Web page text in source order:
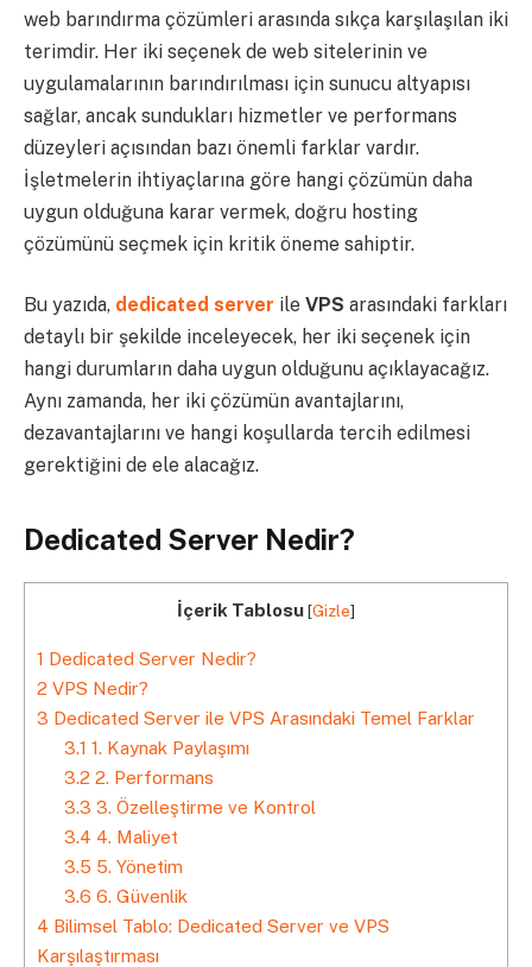
web barındırma çözümleri arasında sıkça karşılaşılan iki
terimdir. Her iki seçenek de web sitelerinin ve
uygulamalarının barındırılması için sunucu altyapısı
sağlar, ancak sundukları hizmetler ve performans
düzeyleri açısından bazı önemli farklar vardır.
İşletmelerin ihtiyaçlarına göre hangi çözümün daha
uygun olduğuna karar vermek, doğru hosting
çözümünü seçmek için kritik öneme sahiptir.
Bu yazıda, dedicated server ile VPS arasındaki farkları
detaylı bir şekilde inceleyecek, her iki seçenek için
hangi durumların daha uygun olduğunu açıklayacağız.
Aynı zamanda, her iki çözümün avantajlarını,
dezavantajlarını ve hangi koşullarda tercih edilmesi
gerektiğini de ele alacağız.
Dedicated Server Nedir?
İçerik Tablosu[Gizle]
1 Dedicated Server Nedir?
2 VPS Nedir?
3 Dedicated Server ile VPS Arasındaki Temel Farklar
3.1 1. Kaynak Paylaşımı
3.2 2. Performans
3.3 3. Özelleştirme ve Kontrol
3.4 4. Maliyet
3.5 5. Yönetim
3.6 6. Güvenlik
4 Bilimsel Tablo: Dedicated Server ve VPS
Karşılaştırması